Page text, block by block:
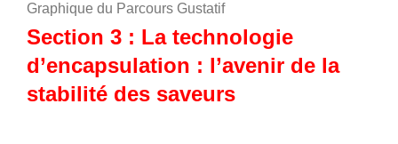
Graphique du Parcours Gustatif
Section 3 : La technologie
d’encapsulation : l’avenir de la
stabilité des saveurs